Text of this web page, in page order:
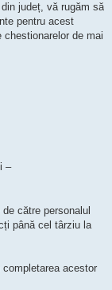
județ, vă rugăm să
pentru acest
de mai
–
către personalul
până cel târziu la
acestor